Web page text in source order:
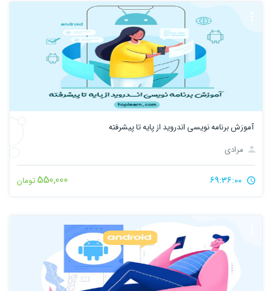
آموزش برنامه نویسی اندروید از پایه تا پیشرفته
مرادی
550,000تومان